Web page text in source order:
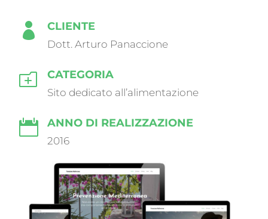
 CLIENTE
Dott. Arturo Panaccione
o CATEGORIA
Sito dedicato all’alimentazione
 ANNO DI REALIZZAZIONE
2016